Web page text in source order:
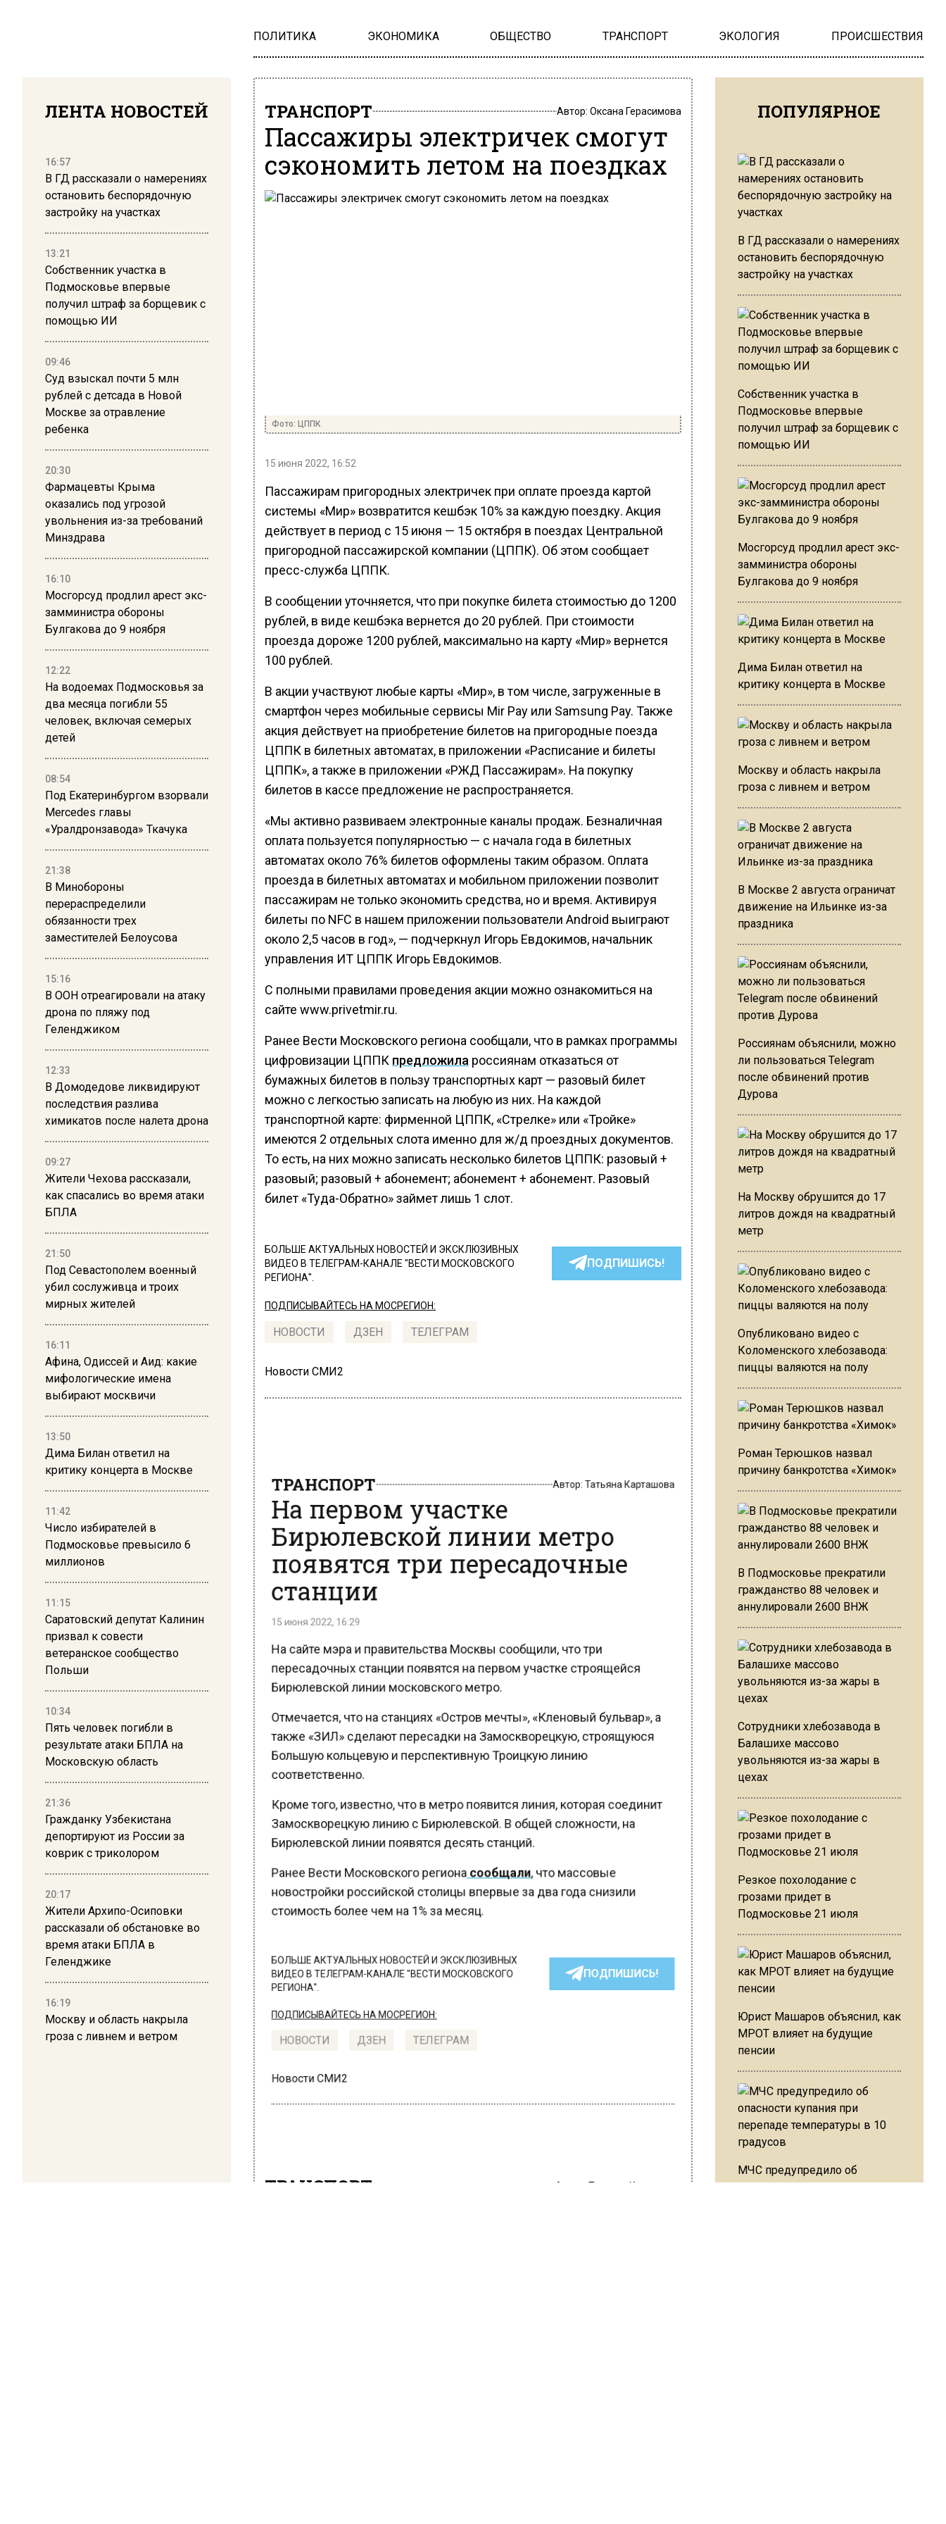
ПОЛИТИКА ЭКОНОМИКА ОБЩЕСТВО ТРАНСПОРТ ЭКОЛОГИЯ ПРОИСШЕСТВИЯ
ЛЕНТА НОВОСТЕЙ
16:57
В ГД рассказали о намерениях
остановить беспорядочную
застройку на участках
13:21
Собственник участка в
Подмосковье впервые
получил штраф за борщевик с
помощью ИИ
09:46
Суд взыскал почти 5 млн
рублей с детсада в Новой
Москве за отравление
ребенка
20:30
Фармацевты Крыма
оказались под угрозой
увольнения из-за требований
Минздрава
16:10
Мосгорсуд продлил арест экс-
замминистра обороны
Булгакова до 9 ноября
12:22
На водоемах Подмосковья за
два месяца погибли 55
человек, включая семерых
детей
08:54
Под Екатеринбургом взорвали
Mercedes главы
«Уралдронзавода» Ткачука
21:38
В Минобороны
перераспределили
обязанности трех
заместителей Белоусова
15:16
В ООН отреагировали на атаку
дрона по пляжу под
Геленджиком
12:33
В Домодедове ликвидируют
последствия разлива
химикатов после налета дрона
09:27
Жители Чехова рассказали,
как спасались во время атаки
БПЛА
21:50
Под Севастополем военный
убил сослуживца и троих
мирных жителей
16:11
Афина, Одиссей и Аид: какие
мифологические имена
выбирают москвичи
13:50
Дима Билан ответил на
критику концерта в Москве
11:42
Число избирателей в
Подмосковье превысило 6
миллионов
11:15
Саратовский депутат Калинин
призвал к совести
ветеранское сообщество
Польши
10:34
Пять человек погибли в
результате атаки БПЛА на
Московскую область
21:36
Гражданку Узбекистана
депортируют из России за
коврик с триколором
20:17
Жители Архипо-Осиповки
рассказали об обстановке во
время атаки БПЛА в
Геленджике
16:19
Москву и область накрыла
гроза с ливнем и ветром
ТРАНСПОРТ Автор: Оксана Герасимова
Пассажиры электричек смогут
сэкономить летом на поездках
Фото: ЦППК
15 июня 2022, 16:52
Пассажирам пригородных электричек при оплате проезда картой
системы «Мир» возвратится кешбэк 10% за каждую поездку. Акция
действует в период с 15 июня — 15 октября в поездах Центральной
пригородной пассажирской компании (ЦППК). Об этом сообщает
пресс-служба ЦППК.
В сообщении уточняется, что при покупке билета стоимостью до 1200
рублей, в виде кешбэка вернется до 20 рублей. При стоимости
проезда дороже 1200 рублей, максимально на карту «Мир» вернется
100 рублей.
В акции участвуют любые карты «Мир», в том числе, загруженные в
смартфон через мобильные сервисы Mir Pay или Samsung Pay. Также
акция действует на приобретение билетов на пригородные поезда
ЦППК в билетных автоматах, в приложении «Расписание и билеты
ЦППК», а также в приложении «РЖД Пассажирам». На покупку
билетов в кассе предложение не распространяется.
«Мы активно развиваем электронные каналы продаж. Безналичная
оплата пользуется популярностью — с начала года в билетных
автоматах около 76% билетов оформлены таким образом. Оплата
проезда в билетных автоматах и мобильном приложении позволит
пассажирам не только экономить средства, но и время. Активируя
билеты по NFC в нашем приложении пользователи Android выиграют
около 2,5 часов в год», — подчеркнул Игорь Евдокимов, начальник
управления ИТ ЦППК Игорь Евдокимов.
С полными правилами проведения акции можно ознакомиться на
сайте www.privetmir.ru.
Ранее Вести Московского региона сообщали, что в рамках программы
цифровизации ЦППК предложила россиянам отказаться от
бумажных билетов в пользу транспортных карт — разовый билет
можно с легкостью записать на любую из них. На каждой
транспортной карте: фирменной ЦППК, «Стрелке» или «Тройке»
имеются 2 отдельных слота именно для ж/д проездных документов.
То есть, на них можно записать несколько билетов ЦППК: разовый +
разовый; разовый + абонемент; абонемент + абонемент. Разовый
билет «Туда-Обратно» займет лишь 1 слот.
БОЛЬШЕ АКТУАЛЬНЫХ НОВОСТЕЙ И ЭКСКЛЮЗИВНЫХ
ВИДЕО В ТЕЛЕГРАМ-КАНАЛЕ "ВЕСТИ МОСКОВСКОГО
РЕГИОНА".
ПОДПИШИСЬ!
ПОДПИСЫВАЙТЕСЬ НА МОСРЕГИОН:
НОВОСТИ ДЗЕН ТЕЛЕГРАМ
Новости СМИ2
На первом участке
Бирюлевской линии метро
появятся три пересадочные
станции
На сайте мэра и правительства Москвы сообщили, что три
пересадочных станции появятся на первом участке строящейся
Бирюлевской линии московского метро.
Отмечается, что на станциях «Остров мечты», «Кленовый бульвар», а
также «ЗИЛ» сделают пересадки на Замоскворецкую, строящуюся
Большую кольцевую и перспективную Троицкую линию
соответственно.
Кроме того, известно, что в метро появится линия, которая соединит
Замоскворецкую линию с Бирюлевской. В общей сложности, на
Бирюлевской линии появятся десять станций.
Ранее Вести Московского регионасообщали, что массовые
новостройки российской столицы впервые за два года снизили
стоимость более чем на 1% за месяц.
БОЛЬШЕ АКТУАЛЬНЫХ НОВОСТЕЙ И ЭКСКЛЮЗИВНЫХ
ВИДЕО В ТЕЛЕГРАМ-КАНАЛЕ "ВЕСТИ МОСКОВСКОГО
РЕГИОНА".
ПОДПИШИСЬ!
ПОДПИСЫВАЙТЕСЬ НА МОСРЕГИОН:
НОВОСТИ ДЗЕН ТЕЛЕГРАМ
Новости СМИ2
ТРАНСПОРТ Автор: Татьяна Карташова
ПОПУЛЯРНОЕ
В ГД рассказали о намерениях
остановить беспорядочную
застройку на участках
Собственник участка в
Подмосковье впервые
получил штраф за борщевик с
помощью ИИ
Мосгорсуд продлил арест экс-
замминистра обороны
Булгакова до 9 ноября
Дима Билан ответил на
критику концерта в Москве
Москву и область накрыла
гроза с ливнем и ветром
В Москве 2 августа ограничат
движение на Ильинке из-за
праздника
Россиянам объяснили, можно
ли пользоваться Telegram
после обвинений против
Дурова
На Москву обрушится до 17
литров дождя на квадратный
метр
Опубликовано видео с
Коломенского хлебозавода:
пиццы валяются на полу
Роман Терюшков назвал
причину банкротства «Химок»
В Подмосковье прекратили
гражданство 88 человек и
аннулировали 2600 ВНЖ
Сотрудники хлебозавода в
Балашихе массово
увольняются из-за жары в
цехах
Резкое похолодание с
грозами придет в
Подмосковье 21 июля
Юрист Машаров объяснил, как
МРОТ влияет на будущие
пенсии
МЧС предупредило об
опасности купания при